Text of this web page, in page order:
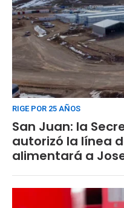
RIGE POR 25 AÑOS
San Juan: la
autorizó la línea
alimentará a